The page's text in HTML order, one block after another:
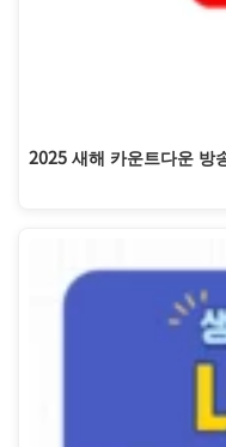
2025 새해 카운트다운 방